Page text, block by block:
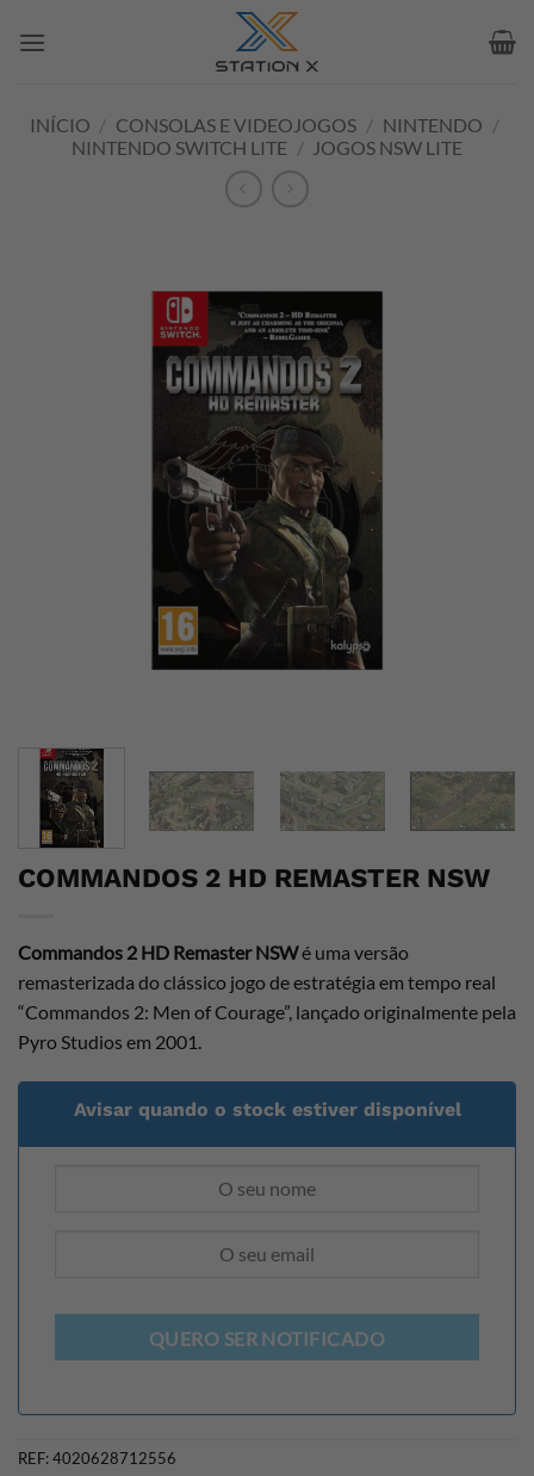
INÍCIO / CONSOLAS E VIDEOJOGOS / NINTENDO /
NINTENDO SWITCH LITE / JOGOS NSW LITE
COMMANDOS 2 HD REMASTER NSW
Commandos 2 HD Remaster NSWé uma versão
remasterizada do clássico jogo de estratégia em tempo real
“Commandos 2: Men of Courage”, lançado originalmente pela
Pyro Studios em 2001.
Avisar quando o stock estiver disponível
QUERO SER NOTIFICADO
REF:4020628712556